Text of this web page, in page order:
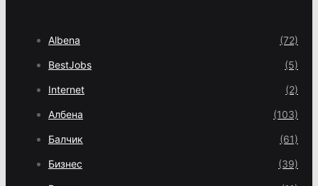
Albena (72)
BestJobs (5)
Internet (2)
Албена (103)
Балчик (61)
Бизнес (39)